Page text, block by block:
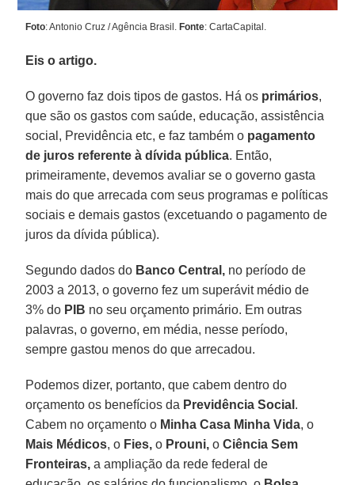
Foto: Antonio Cruz / Agência Brasil.Fonte: CartaCapital.
Eis o artigo.
O governo faz dois tipos de gastos. Há os primários,
que são os gastos com saúde, educação, assistência
social, Previdência etc, e faz também o pagamento
de juros referente à dívida pública. Então,
primeiramente, devemos avaliar se o governo gasta
mais do que arrecada com seus programas e políticas
sociais e demais gastos (excetuando o pagamento de
juros da dívida pública).
Segundo dados do Banco Central, no período de
2003 a 2013, o governo fez um superávit médio de
3% do PIB no seu orçamento primário. Em outras
palavras, o governo, em média, nesse período,
sempre gastou menos do que arrecadou.
Podemos dizer, portanto, que cabem dentro do
orçamento os benefícios da Previdência Social .
Cabem no orçamento o Minha Casa Minha Vida, o
Mais Médicos, o Fies, o Prouni, oCiência Sem
Fronteiras, a ampliação da rede federal de